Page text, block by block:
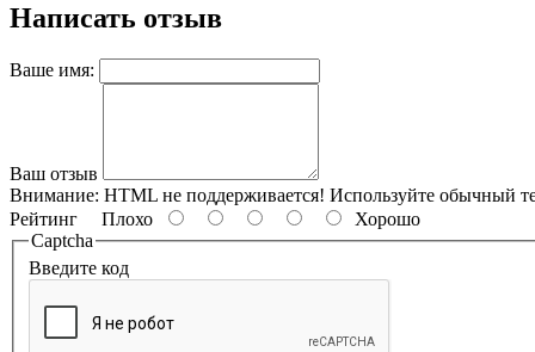
Написать отзыв
Ваше имя:
Ваш отзыв
Внимание: HTML не поддерживается! Используйте обычный
Рейтинг Плохо
Хорошо
Captcha
Введите код